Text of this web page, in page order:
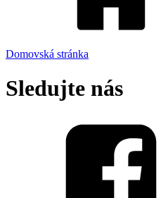
Domovská stránka
Sledujte nás